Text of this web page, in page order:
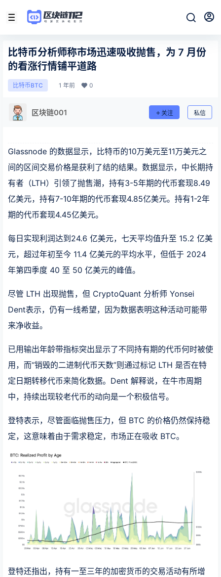
比特币分析师称市场迅速吸收抛售，为 7 月份
的看涨行情铺平道路
比特币BTC 1 年前 0
区块链001 关注 私信
Glassnode 的数据显示，比特币的10万美元至11万美元之
间的区间交易价格是获利了结的结果。数据显示，中长期持
有者（LTH）引领了抛售潮，持有3-5年期的代币套现8.49
亿美元，持有7-10年期的代币套现4.85亿美元。持有1-2年
期的代币套现4.45亿美元。
每日实现利润达到24.6 亿美元，七天平均值升至 15.2 亿美
元，超过年初至今 11.4 亿美元的平均水平，但低于 2024
年第四季度 40 至 50 亿美元的峰值。
尽管 LTH 出现抛售，但 CryptoQuant 分析师 Yonsei
Dent表示，仍有一线希望，因为数据表明这种活动可能带
来净收益。
已用输出年龄带指标突出显示了不同持有期的代币何时被使
用，而“销毁的二进制代币天数”则通过标记 LTH 是否在特
定日期转移代币来简化数据。Dent 解释说，在牛市周期
中，持续出现较老代币的动向是一个积极信号。
登特表示，尽管面临抛售压力，但 BTC 的价格仍然保持稳
定，这意味着由于需求稳定，市场正在吸收 BTC。
登特还指出，持有一至三年的加密货币的交易活动有所增